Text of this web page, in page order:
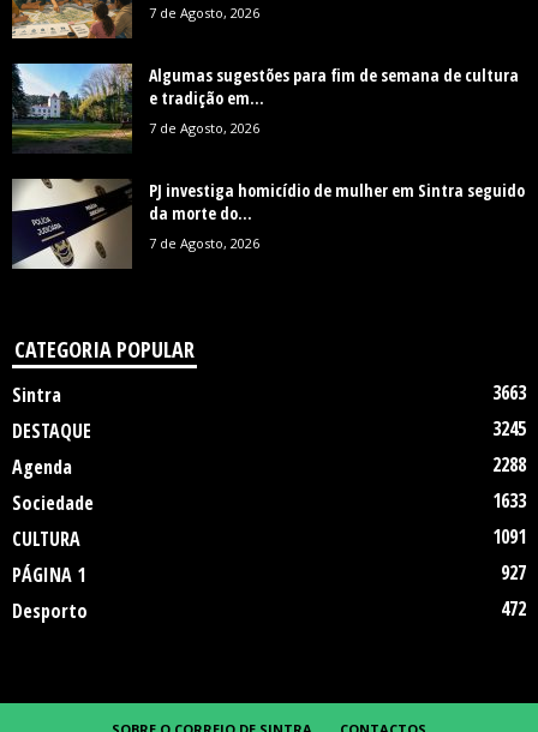
7 de Agosto, 2026
Algumas sugestões para fim de semana de cultura
e tradição em...
7 de Agosto, 2026
PJ investiga homicídio de mulher em Sintra seguido
da morte do...
7 de Agosto, 2026
CATEGORIA POPULAR
Sintra
3663
DESTAQUE
3245
Agenda
2288
Sociedade
1633
CULTURA
1091
PÁGINA 1
927
Desporto
472